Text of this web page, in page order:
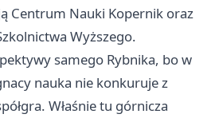
Centrum Nauki Kopernik oraz
Wyższego.
samego Rybnika, bo w
nauka nie konkuruje z
Właśnie tu górnicza